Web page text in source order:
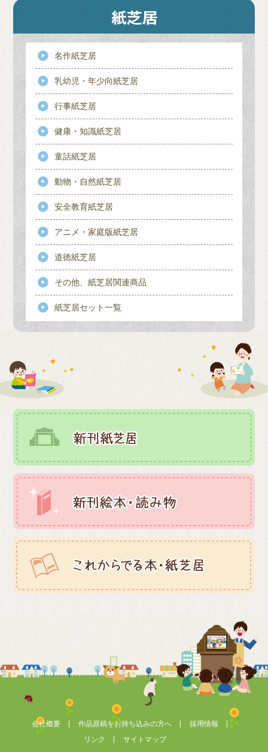
名作紙芝居
乳幼児・年少向紙芝居
行事紙芝居
健康・知識紙芝居
童話紙芝居
動物・自然紙芝居
安全教育紙芝居
アニメ・家庭版紙芝居
道徳紙芝居
その他、紙芝居関連商品
紙芝居セット一覧
会社概要 作品原稿をお持ち込みの方へ
採用情報
リンク
サイトマップ